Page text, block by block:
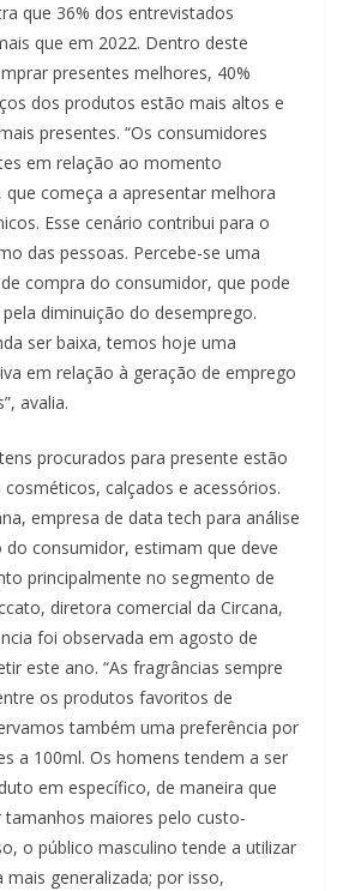
que 36% dos entrevistados
que em 2022. Dentro deste
presentes melhores, 40%
dos produtos estão mais altos e
presentes. “Os consumidores
em relação ao momento
começa a apresentar melhora
Esse cenário contribui para o
das pessoas. Percebe-se uma
compra do consumidor, que pode
diminuição do desemprego.
ser baixa, temos hoje uma
em relação à geração de emprego
avalia.
procurados para presente estão
calçados e acessórios.
empresa de data tech para análise
consumidor, estimam que deve
principalmente no segmento de
diretora comercial da Circana,
foi observada em agosto de
este ano. “As fragrâncias sempre
os produtos favoritos de
também uma preferência por
a 100ml. Os homens tendem a ser
em específico, de maneira que
maiores pelo custo-
o público masculino tende a utilizar
generalizada; por isso,